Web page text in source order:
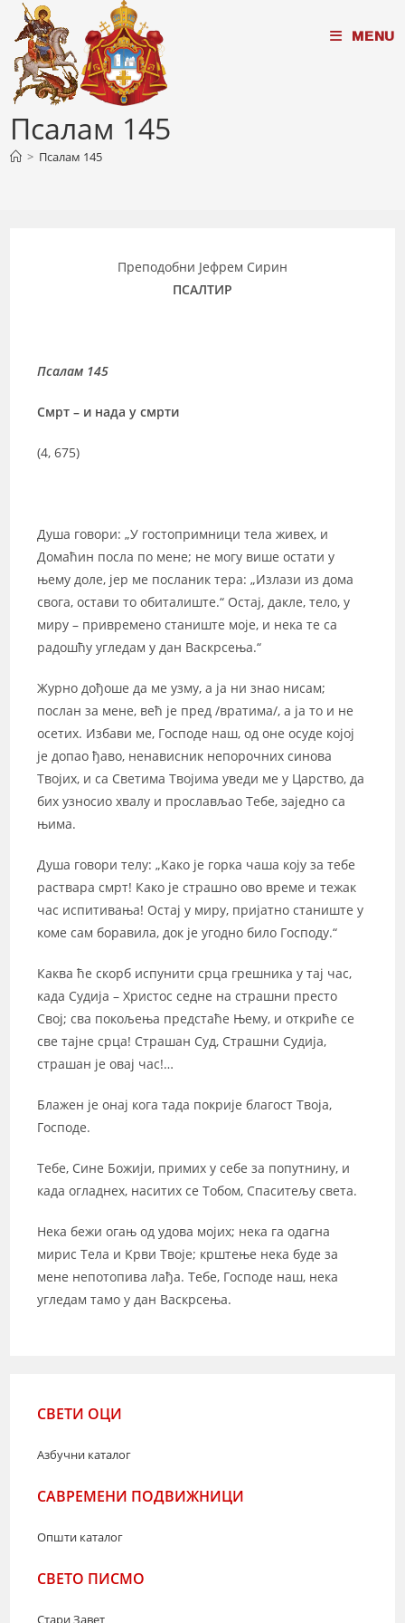
Skip
content
MENU
Псалам 145
> Псалам 145
Преподобни Јефрем Сирин
ПСАЛТИР
Псалам 145
Смрт – и нада у смрти
(4, 675)
Душа говори: „У гостопримници тела живех, и
Домаћин посла по мене; не могу више остати у
њему доле, јер ме посланик тера: „Излази из дома
свога, остави то обиталиште.“ Остај, дакле, тело, у
миру – привремено станиште моје, и нека те са
радошћу угледам у дан Васкрсења.“
Журно дођоше да ме узму, а ја ни знао нисам;
послан за мене, већ је пред /вратима/, а ја то и не
осетих. Избави ме, Господе наш, од оне осуде којој
је допао ђаво, ненависник непорочних синова
Твојих, и са Светима Твојима уведи ме у Царство, да
бих узносио хвалу и прослављао Тебе, заједно са
њима.
Душа говори телу: „Како је горка чаша коју за тебе
раствара смрт! Како је страшно ово време и тежак
час испитивања! Остај у миру, пријатно станиште у
коме сам боравила, док је угодно било Господу.“
Каква ће скорб испунити срца грешника у тај час,
када Судија – Христос седне на страшни престо
Свој; сва покољења предстаће Њему, и откриће се
све тајне срца! Страшан Суд, Страшни Судија,
страшан је овај час!…
Блажен је онај кога тада покрије благост Твоја,
Господе.
Тебе, Сине Божији, примих у себе за попутнину, и
када огладнех, наситих се Тобом, Спаситељу света.
Нека бежи огањ од удова мојих; нека га одагна
мирис Тела и Крви Твоје; крштење нека буде за
мене непотопива лађа. Тебе, Господе наш, нека
угледам тамо у дан Васкрсења.
СВЕТИ ОЦИ
Азбучни каталог
САВРЕМЕНИ ПОДВИЖНИЦИ
Општи каталог
СВЕТО ПИСМО
Стари Завет